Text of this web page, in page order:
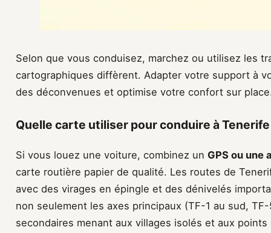
Selon que vous conduisez, marchez ou utilisez les
cartographiques diffèrent. Adapter votre support à
des déconvenues et optimise votre confort sur
Quelle carte utiliser pour conduire à
Si vous louez une voiture, combinez un GPS ou une
carte routière papier de qualité. Les routes de
avec des virages en épingle et des dénivelés
non seulement les axes principaux (TF-1 au sud,
secondaires menant aux villages isolés et aux